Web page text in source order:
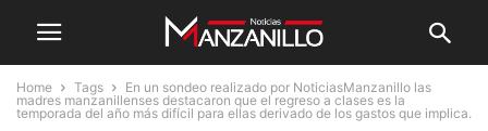
Home Tags
En un sondeo realizado por NoticiasManzanillo las
madres manzanillenses destacaron que el regreso a clases es la
temporada del año más difícil para ellas derivado de los gastos que implica.